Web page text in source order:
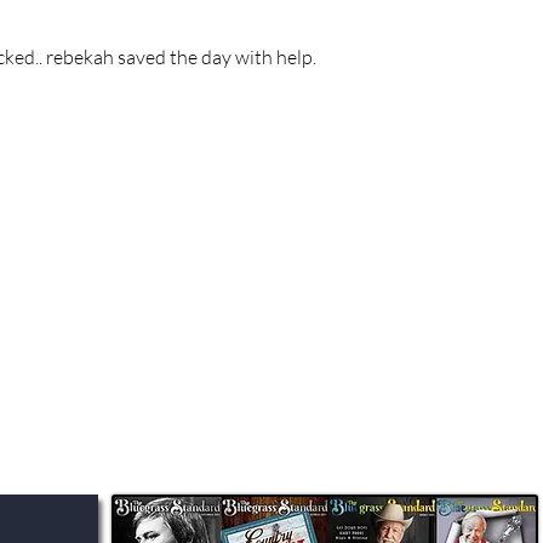
rebekah saved the day with help.